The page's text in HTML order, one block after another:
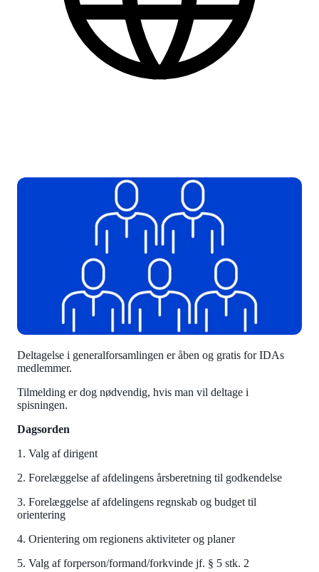
Deltagelse i generalforsamlingen er åben og gratis for IDAs
medlemmer.
Tilmelding er dog nødvendig, hvis man vil deltage i
spisningen.
Dagsorden
1. Valg af dirigent
2. Forelæggelse af afdelingens årsberetning til godkendelse
3. Forelæggelse af afdelingens regnskab og budget til
orientering
4. Orientering om regionens aktiviteter og planer
5. Valg af forperson/formand/forkvinde jf. § 5 stk. 2